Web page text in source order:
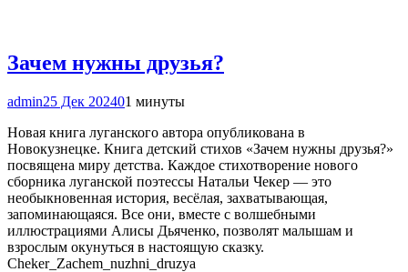
Зачем нужны друзья?
admin25 Дек 202401 минуты
Новая книга луганского автора опубликована в
Новокузнецке. Книга детский стихов «Зачем нужны друзья?»
посвящена миру детства. Каждое стихотворение нового
сборника луганской поэтессы Натальи Чекер — это
необыкновенная история, весёлая, захватывающая,
запоминающаяся. Все они, вместе с волшебными
иллюстрациями Алисы Дьяченко, позволят малышам и
взрослым окунуться в настоящую сказку.
Cheker_Zachem_nuzhni_druzya